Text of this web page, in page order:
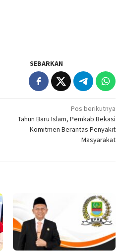
SEBARKAN
Pos berikutnya
Tahun Baru Islam, Pemkab Bekasi
Komitmen Berantas Penyakit
Masyarakat